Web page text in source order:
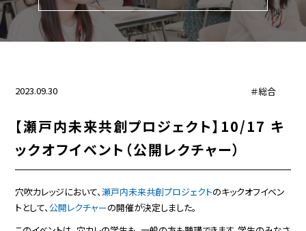
2023.09.30 ＃総合
【瀬戸内未来共創プロジェクト】10/17 キ
ックオフイベント（公開レクチャー）
穴吹カレッジにおいて、瀬戸内未来共創プロジェクトのキックオフイベン
トとして、公開レクチャーの開催が決定しました。